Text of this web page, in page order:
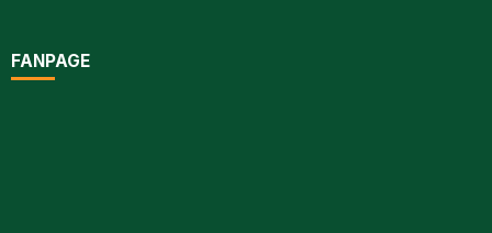
FANPAGE